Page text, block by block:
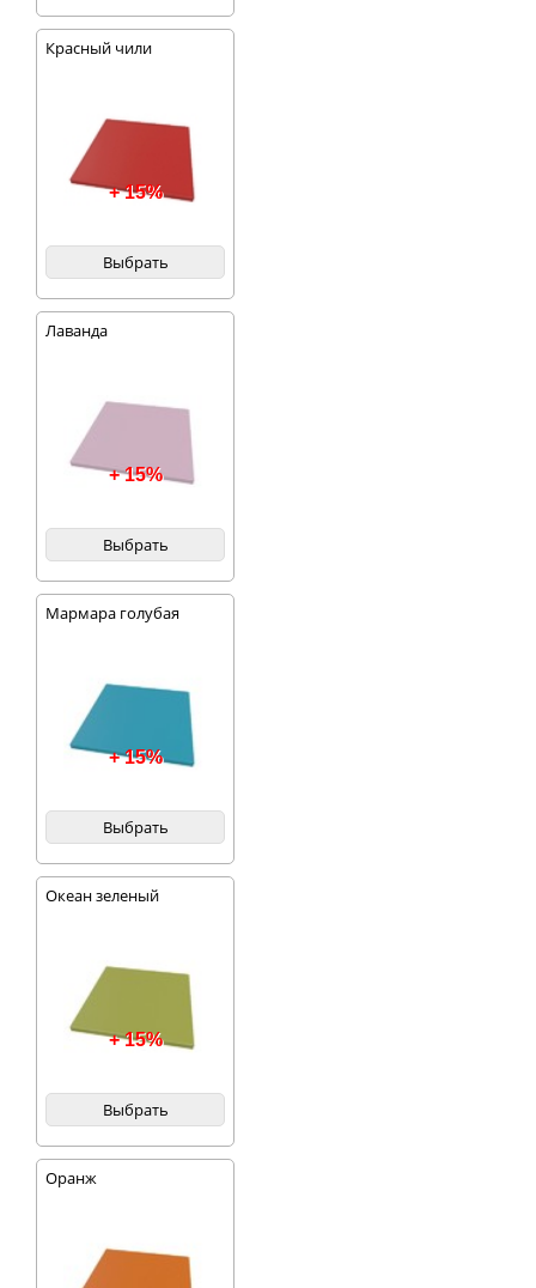
Красный чили
+ 15%
Выбрать
Лаванда
+ 15%
Выбрать
Мармара голубая
+ 15%
Выбрать
Океан зеленый
+ 15%
Выбрать
Оранж